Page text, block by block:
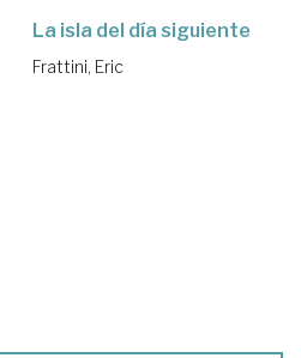
La isla del día siguiente
Frattini, Eric